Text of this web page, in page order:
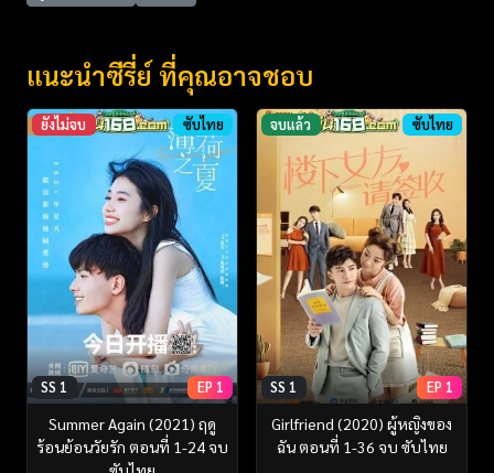
แนะนำซีรี่ย์ ที่คุณอาจชอบ
ยังไม่จบ ซับไทย
SS 1 EP 1
Summer Again (2021) ฤดู
ร้อนย้อนวัยรัก ตอนที่ 1-24 จบ
จบแล้ว ซับไทย
SS 1 EP 1
Girlfriend (2020) ผู้หญิงของ
ฉัน ตอนที่ 1-36 จบ ซับไทย